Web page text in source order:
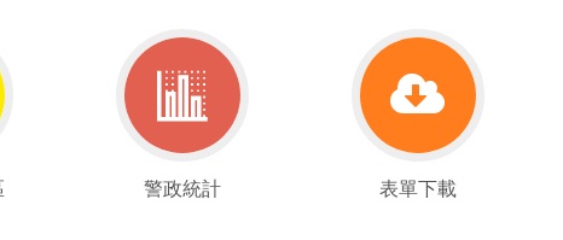
政
警政統計
單
表單下載